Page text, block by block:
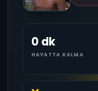
0 dk
HAYATTA KALMA